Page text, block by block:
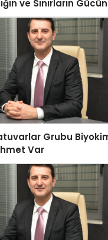
ve Sınırların
Grubu
Var